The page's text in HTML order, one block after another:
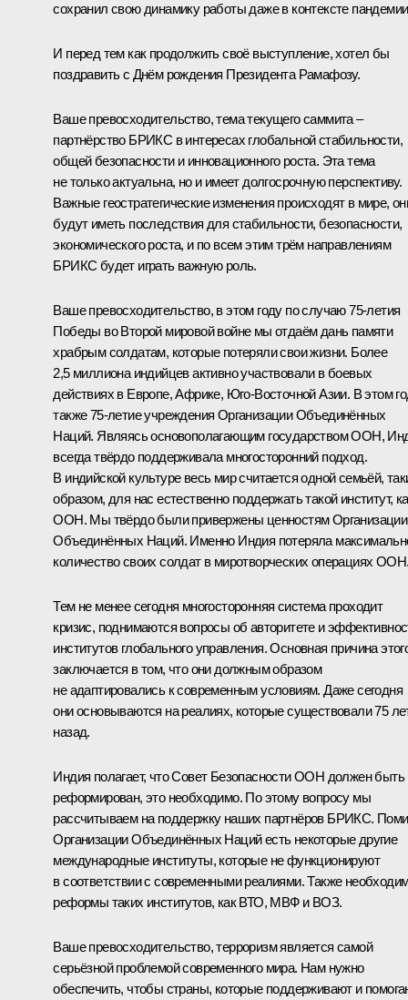
сохранил свою динамику работы даже в контексте
И перед тем как продолжить своё выступление, хотел бы
поздравить с Днём рождения Президента Рамафозу.
Ваше превосходительство, тема текущего саммита –
партнёрство БРИКС в интересах глобальной стабильности,
общей безопасности и инновационного роста. Эта тема
не только актуальна, но и имеет долгосрочную перспективу.
Важные геостратегические изменения происходят в мире,
будут иметь последствия для стабильности, безопасности,
экономического роста, и по всем этим трём направлениям
БРИКС будет играть важную роль.
Ваше превосходительство, в этом году по случаю 75-летия
Победы во Второй мировой войне мы отдаём дань памяти
храбрым солдатам, которые потеряли свои жизни. Более
2,5 миллиона индийцев активно участвовали в боевых
действиях в Европе, Африке, Юго-Восточной Азии. В этом
также 75-летие учреждения Организации Объединённых
Наций. Являясь основополагающим государством ООН,
всегда твёрдо поддерживала многосторонний подход.
В индийской культуре весь мир считается одной семьёй,
образом, для нас естественно поддержать такой институт,
ООН. Мы твёрдо были привержены ценностям Организации
Объединённых Наций. Именно Индия потеряла
количество своих солдат в миротворческих операциях
Тем не менее сегодня многосторонняя система проходит
кризис, поднимаются вопросы об авторитете и
институтов глобального управления. Основная причина
заключается в том, что они должным образом
не адаптировались к современным условиям. Даже сегодня
они основываются на реалиях, которые существовали 75
назад.
Индия полагает, что Совет Безопасности ООН должен быть
реформирован, это необходимо. По этому вопросу мы
рассчитываем на поддержку наших партнёров БРИКС.
Организации Объединённых Наций есть некоторые другие
международные институты, которые не функционируют
в соответствии с современными реалиями. Также
реформы таких институтов, как ВТО, МВФ и ВОЗ.
Ваше превосходительство, терроризм является самой
серьёзной проблемой современного мира. Нам нужно
обеспечить, чтобы страны, которые поддерживают и